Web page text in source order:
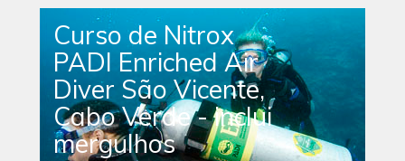
Curso de Nitrox
PADI Enriched Air
Diver São Vicente,
Cabo Verde - inclui
mergulhos